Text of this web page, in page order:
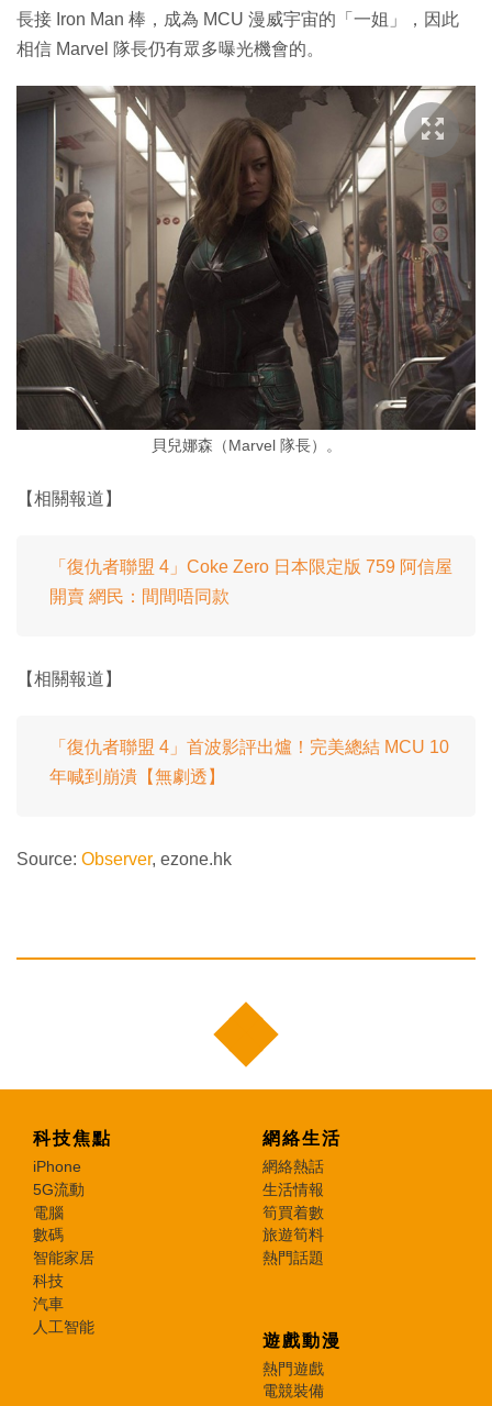
長接 Iron Man 棒，成為 MCU 漫威宇宙的「一姐」，因此
相信 Marvel 隊長仍有眾多曝光機會的。
貝兒娜森（Marvel 隊長）。
【相關報道】
「復仇者聯盟 4」Coke Zero 日本限定版 759 阿信屋
開賣 網民：間間唔同款
【相關報道】
「復仇者聯盟 4」首波影評出爐！完美總結 MCU 10
年喊到崩潰【無劇透】
Source: Observer, ezone.hk
科技焦點
iPhone
5G流動
電腦
數碼
智能家居
科技
汽車
人工智能
網絡生活
網絡熱話
生活情報
筍買着數
旅遊筍料
熱門話題
遊戲動漫
熱門遊戲
電競裝備